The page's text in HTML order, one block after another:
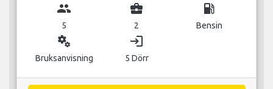
group
5
business_center
2
local_gas_station
Bensin
miscellaneous_services
Bruksanvisning
login
5 Dörr